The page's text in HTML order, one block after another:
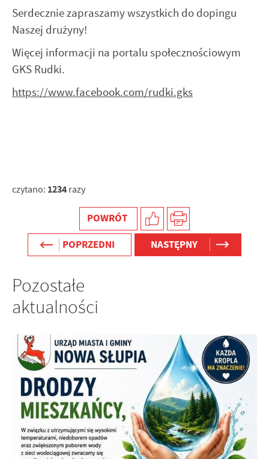
Serdecznie zapraszamy wszystkich do dopingu
Naszej drużyny!
Więcej informacji na portalu społecznościowym
GKS Rudki.
https://www.facebook.com/rudki.gks
czytano: 1234 razy
POWRÓT
POPRZEDNI
NASTĘPNY
Pozostałe
aktualności